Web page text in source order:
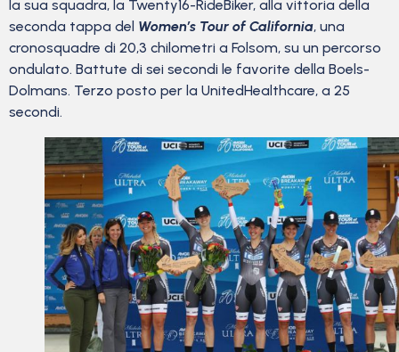
la sua squadra, la Twenty16-RideBiker, alla vittoria della
seconda tappa del Women’s Tour of California, una
cronosquadre di 20,3 chilometri a Folsom, su un percorso
ondulato. Battute di sei secondi le favorite della Boels-
Dolmans. Terzo posto per la UnitedHealthcare, a 25
secondi.